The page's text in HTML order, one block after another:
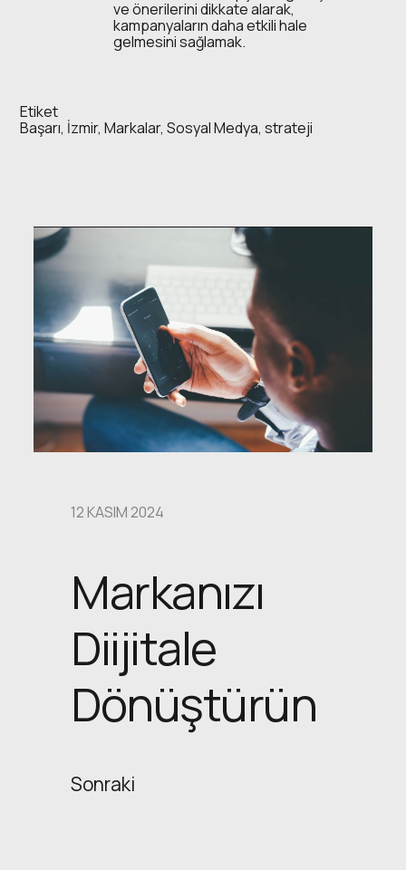
ve önerilerini dikkate alarak,
kampanyaların daha etkili hale
gelmesini sağlamak.
Etiket
Başarı, İzmir,Markalar,Sosyal Medya,strateji
12 KASIM 2024
Markanızı
Diijitale
Dönüştürün
Sonraki